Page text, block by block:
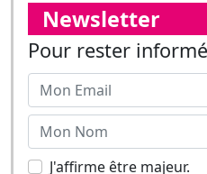
J'affirme être majeur.
Suivez-nous